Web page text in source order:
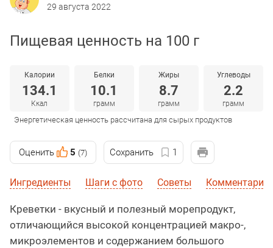
29 августа 2022
Пищевая ценность на 100 г
Калории
134.1
Ккал
Белки
10.1
грамм
Жиры
8.7
грамм
Углеводы
2.2
грамм
Энергетическая ценность рассчитана для сырых продуктов
Оценить 5 (7) Сохранить 1
Ингредиенты Шаги с фото Советы Комментарии
Креветки - вкусный и полезный морепродукт,
отличающийся высокой концентрацией макро-,
микроэлементов и содержанием большого